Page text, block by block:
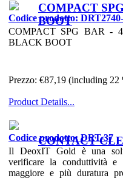
COMPACT
BOOT
Codice prodotto:
COMPACT SPG BAR -
BLACK BOOT
Prezzo: €87,19 (including 22
Product Details...
CONTACT
Codice prodotto: DRT-37
Il DeoxIT Gold è una
verificare la conduttività e
maggiore e più duratura